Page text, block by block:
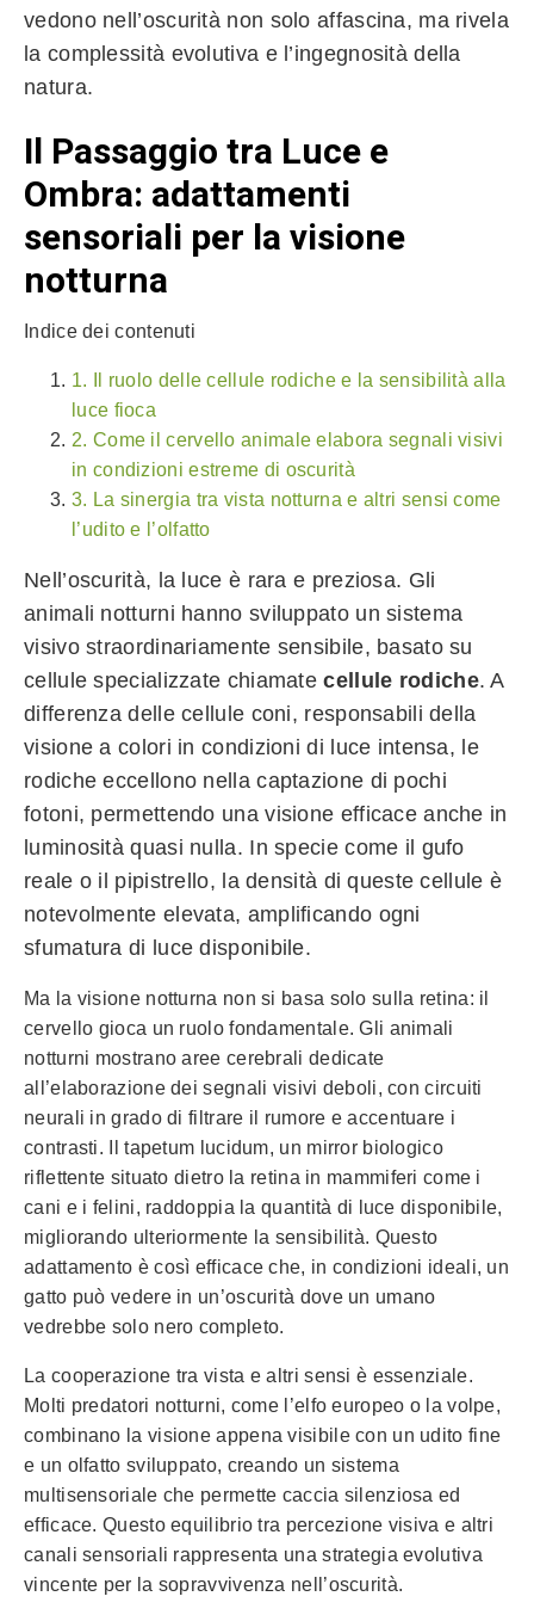
vedono nell’oscurità non solo affascina, ma rivela
la complessità evolutiva e l’ingegnosità della
natura.
Il Passaggio tra Luce e
Ombra: adattamenti
sensoriali per la visione
notturna
Indice dei contenuti
1. Il ruolo delle cellule rodiche e la sensibilità alla
luce fioca
2. Come il cervello animale elabora segnali visivi
in condizioni estreme di oscurità
3. La sinergia tra vista notturna e altri sensi come
l’udito e l’olfatto
Nell’oscurità, la luce è rara e preziosa. Gli
animali notturni hanno sviluppato un sistema
visivo straordinariamente sensibile, basato su
cellule specializzate chiamatecellule rodiche. A
differenza delle cellule coni, responsabili della
visione a colori in condizioni di luce intensa, le
rodiche eccellono nella captazione di pochi
fotoni, permettendo una visione efficace anche in
luminosità quasi nulla. In specie come il gufo
reale o il pipistrello, la densità di queste cellule è
notevolmente elevata, amplificando ogni
sfumatura di luce disponibile.
Ma la visione notturna non si basa solo sulla retina: il
cervello gioca un ruolo fondamentale. Gli animali
notturni mostrano aree cerebrali dedicate
all’elaborazione dei segnali visivi deboli, con circuiti
neurali in grado di filtrare il rumore e accentuare i
contrasti. Il tapetum lucidum, un mirror biologico
riflettente situato dietro la retina in mammiferi come i
cani e i felini, raddoppia la quantità di luce disponibile,
migliorando ulteriormente la sensibilità. Questo
adattamento è così efficace che, in condizioni ideali, un
gatto può vedere in un’oscurità dove un umano
vedrebbe solo nero completo.
La cooperazione tra vista e altri sensi è essenziale.
Molti predatori notturni, come l’elfo europeo o la volpe,
combinano la visione appena visibile con un udito fine
e un olfatto sviluppato, creando un sistema
multisensoriale che permette caccia silenziosa ed
efficace. Questo equilibrio tra percezione visiva e altri
canali sensoriali rappresenta una strategia evolutiva
vincente per la sopravvivenza nell’oscurità.